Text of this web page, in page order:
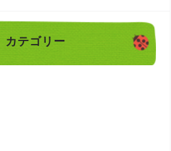
カテゴリー